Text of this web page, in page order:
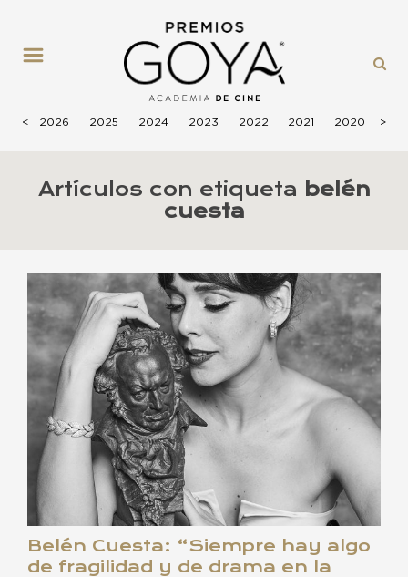
< 2026 2025 2024 2023 2022 2021 2020 >
Artículos con etiqueta belén
cuesta
Belén Cuesta: “Siempre hay algo
de fragilidad y de drama en la